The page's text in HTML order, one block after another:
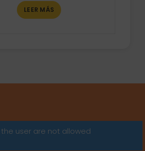
LEER MÁS
user are not allowed